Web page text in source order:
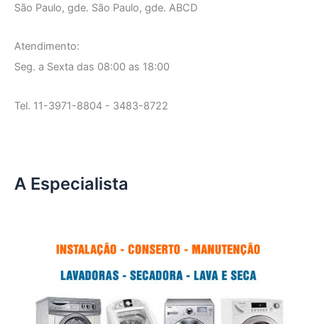
São Paulo, gde. São Paulo, gde. ABCD
Atendimento:
Seg. a Sexta das 08:00 as 18:00
Tel. 11-3971-8804 - 3483-8722
A Especialista